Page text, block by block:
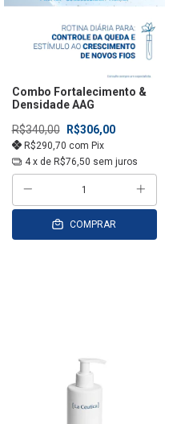
Combo Fortalecimento &
Densidade AAG
R$340,00 R$306,00
R$290,70 com Pix
4 x de R$76,50 sem juros
COMPRAR